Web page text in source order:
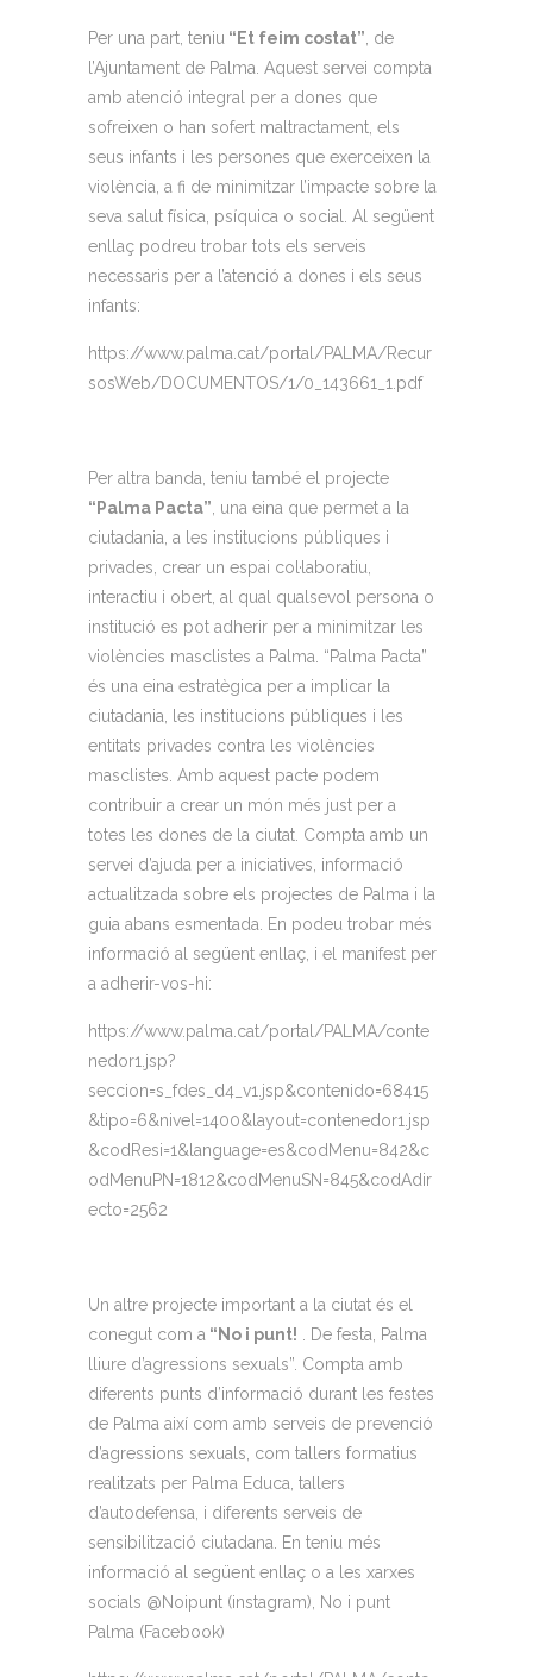
Per una part, teniu “Et feim costat” , de
l’Ajuntament de Palma. Aquest servei compta
amb atenció integral per a dones que
sofreixen o han sofert maltractament, els
seus infants i les persones que exerceixen la
violència, a fi de minimitzar l’impacte sobre la
seva salut física, psíquica o social. Al següent
enllaç podreu trobar tots els serveis
necessaris per a l’atenció a dones i els seus
infants:
https://www.palma.cat/portal/PALMA/Recur
sosWeb/DOCUMENTOS/1/0_143661_1.pdf
Per altra banda, teniu també el projecte
“Palma Pacta” , una eina que permet a la
ciutadania, a les institucions públiques i
privades, crear un espai col·laboratiu,
interactiu i obert, al qual qualsevol persona o
institució es pot adherir per a minimitzar les
violències masclistes a Palma. “Palma Pacta”
és una eina estratègica per a implicar la
ciutadania, les institucions públiques i les
entitats privades contra les violències
masclistes. Amb aquest pacte podem
contribuir a crear un món més just per a
totes les dones de la ciutat. Compta amb un
servei d’ajuda per a iniciatives, informació
actualitzada sobre els projectes de Palma i la
guia abans esmentada. En podeu trobar més
informació al següent enllaç, i el manifest per
a adherir-vos-hi:
https://www.palma.cat/portal/PALMA/conte
nedor1.jsp?
seccion=s_fdes_d4_v1.jsp&contenido=68415
&tipo=6&nivel=1400&layout=contenedor1.jsp
&codResi=1&language=es&codMenu=842&c
odMenuPN=1812&codMenuSN=845&codAdir
ecto=2562
Un altre projecte important a la ciutat és el
conegut com a “No i punt! . De festa, Palma
lliure d’agressions sexuals”. Compta amb
diferents punts d’informació durant les festes
de Palma així com amb serveis de prevenció
d’agressions sexuals, com tallers formatius
realitzats per Palma Educa, tallers
d’autodefensa, i diferents serveis de
sensibilització ciutadana. En teniu més
informació al següent enllaç o a les xarxes
socials @Noipunt (instagram), No i punt
Palma (Facebook)